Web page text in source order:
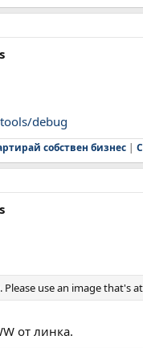
debug
собствен бизнес|
use an image that's
от линка.